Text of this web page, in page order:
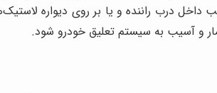
داخل درب راننده و یا بر روی دیواره